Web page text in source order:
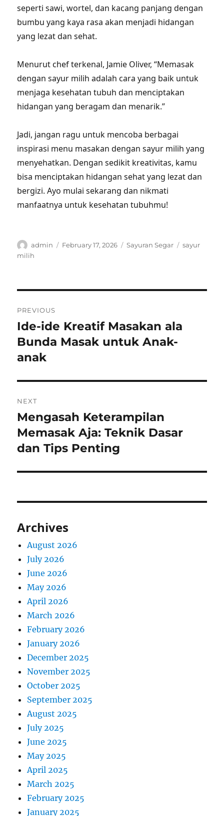
seperti sawi, wortel, dan kacang panjang dengan
bumbu yang kaya rasa akan menjadi hidangan
yang lezat dan sehat.
Menurut chef terkenal, Jamie Oliver, “Memasak
dengan sayur milih adalah cara yang baik untuk
menjaga kesehatan tubuh dan menciptakan
hidangan yang beragam dan menarik.”
Jadi, jangan ragu untuk mencoba berbagai
inspirasi menu masakan dengan sayur milih yang
menyehatkan. Dengan sedikit kreativitas, kamu
bisa menciptakan hidangan sehat yang lezat dan
bergizi. Ayo mulai sekarang dan nikmati
manfaatnya untuk kesehatan tubuhmu!
Author
admin
Posted
February 17, 2026 Categories
Sayuran Segar Tags
sayur
milih
navigation
PREVIOUS
Previous
post:
Ide-ide Kreatif Masakan ala
Bunda Masak untuk Anak-
anak
NEXT
Next
post:
Mengasah Keterampilan
Memasak Aja: Teknik Dasar
dan Tips Penting
Archives
August 2026
July 2026
June 2026
May 2026
April 2026
March 2026
February 2026
January 2026
December 2025
November 2025
October 2025
September 2025
August 2025
July 2025
June 2025
May 2025
April 2025
March 2025
February 2025
January 2025